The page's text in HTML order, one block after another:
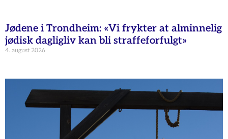
Jødene i Trondheim: «Vi frykter at alminnelig
jødisk dagligliv kan bli straffeforfulgt»
4. august 2026